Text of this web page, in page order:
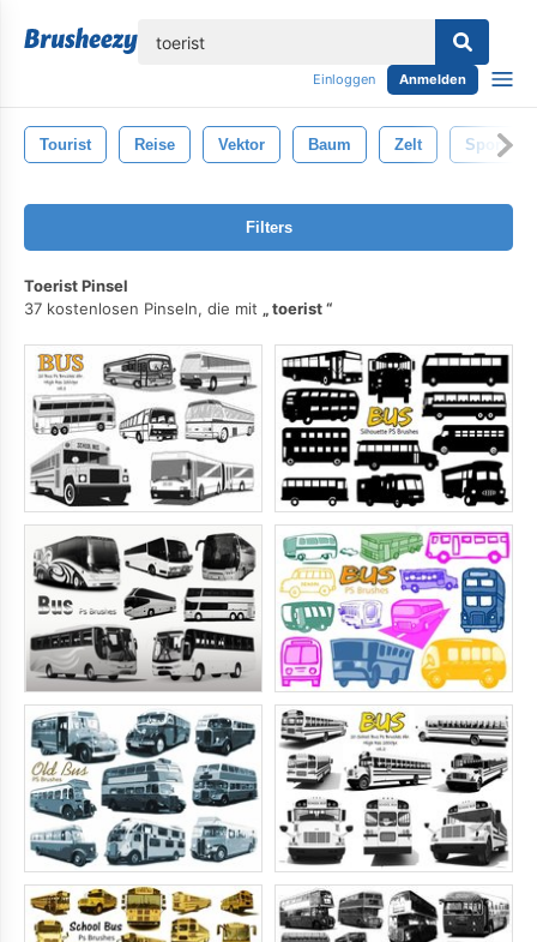
Einloggen Anmelden
Tourist Reise Vektor Baum Zelt Sport
Filters
Toerist Pinsel
37 kostenlosen Pinseln, die mit
toerist